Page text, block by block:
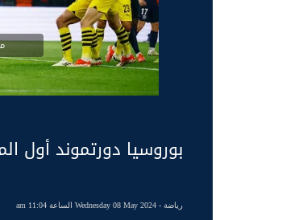
بوروسيا دورتموند أول
رياضة- Wednesday 08 May 2024 الساعة 11:04 am